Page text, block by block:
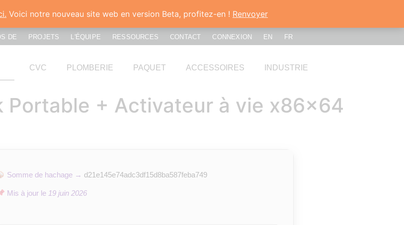
Voici notre nouveau site web en version Beta, profitez-en ! Renvoyer
DE PROJETS L'ÉQUIPE RESSOURCES CONTACT CONNEXION EN FR
CVC PLOMBERIE PAQUET ACCESSOIRES INDUSTRIE
Portable + Activateur à vie x86x64
Somme de hachage → d21e145e74adc3df15d8ba587feba749
Mis à jour le 19 juin 2026